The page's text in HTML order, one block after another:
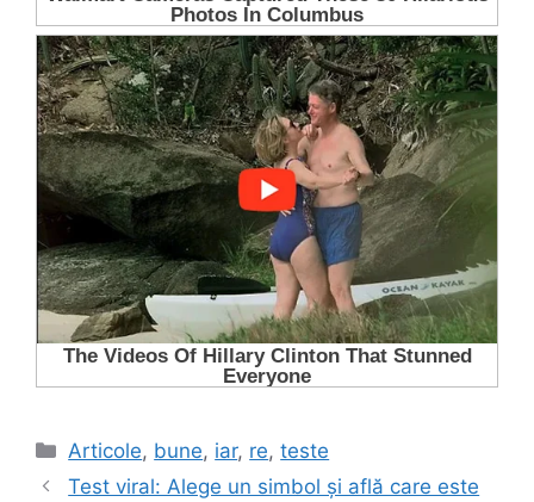
Categorii
Articole, bune, iar, re,teste
Test viral: Alege un simbol și află care este